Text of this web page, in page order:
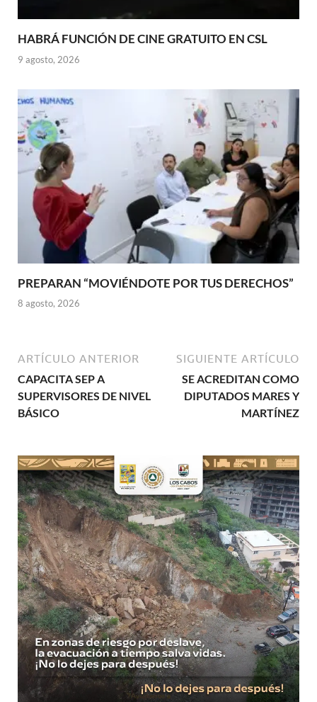
HABRÁ FUNCIÓN DE CINE GRATUITO EN CSL
9 agosto, 2026
PREPARAN “MOVIÉNDOTE POR TUS DERECHOS”
8 agosto, 2026
ARTÍCULO ANTERIOR
CAPACITA SEP A
SUPERVISORES DE NIVEL
BÁSICO
SIGUIENTE ARTÍCULO
SE ACREDITAN COMO
DIPUTADOS MARES Y
MARTÍNEZ